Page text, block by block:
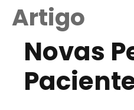
Artigo
Novas